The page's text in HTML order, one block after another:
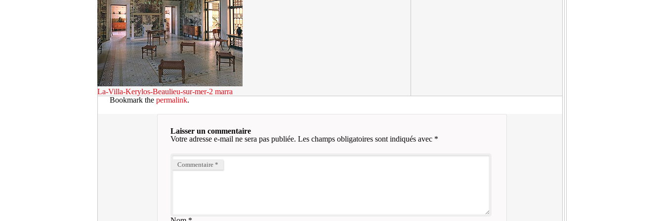
La-Villa-Kerylos-Beaulieu-sur-mer-2 marra
Bookmark the permalink.
Laisser un commentaire
Votre adresse e-mail ne sera pas publiée. Les champs obligatoires sont indiqués avec *
Commentaire *